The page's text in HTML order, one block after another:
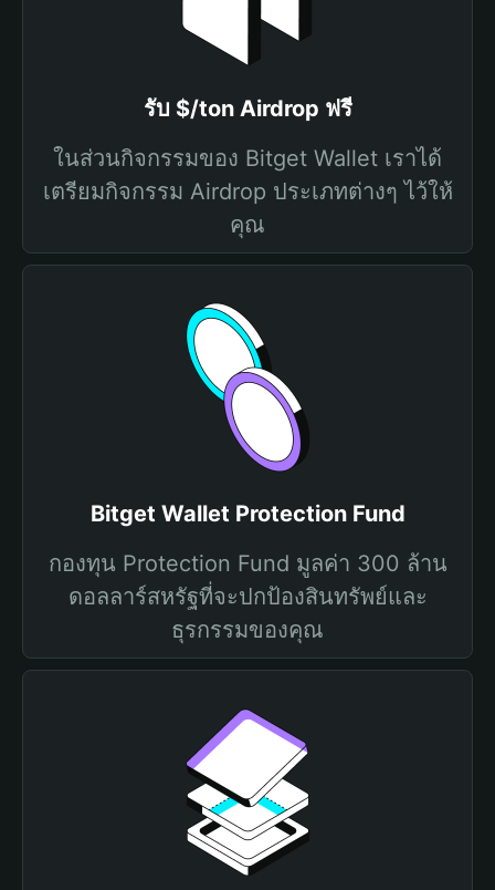
รับ $/ton Airdrop ฟรี
ในส่วนกิจกรรมของ Bitget Wallet เราได้
เตรียมกิจกรรม Airdrop ประเภทต่างๆ ไว้ให้
คุณ
Bitget Wallet Protection Fund
กองทุน Protection Fund มูลค่า 300 ล้าน
ดอลลาร์สหรัฐที่จะปกป้องสินทรัพย์และ
ธุรกรรมของคุณ